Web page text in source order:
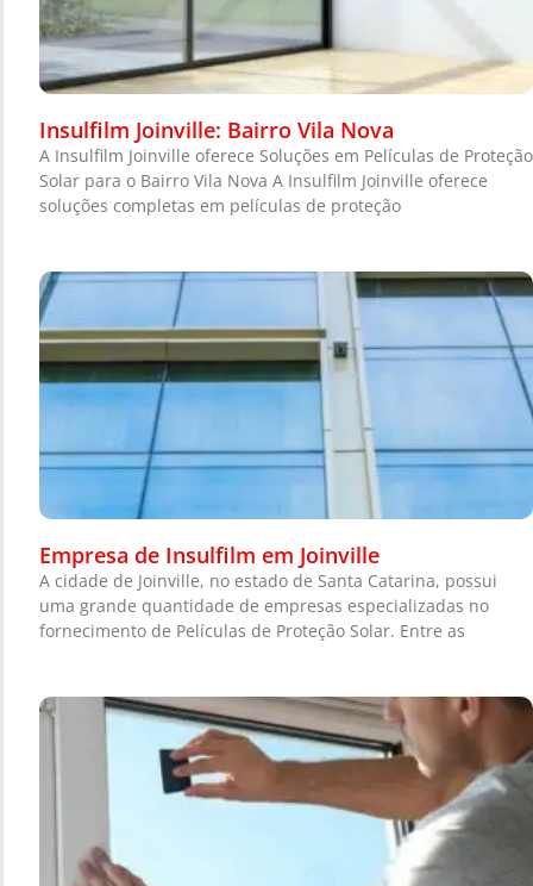
Insulfilm Joinville: Bairro Vila Nova
A Insulfilm Joinville oferece Soluções em Películas de Proteção
Solar para o Bairro Vila Nova A Insulfilm Joinville oferece
soluções completas em películas de proteção
Empresa de Insulfilm em Joinville
A cidade de Joinville, no estado de Santa Catarina, possui
uma grande quantidade de empresas especializadas no
fornecimento de Películas de Proteção Solar. Entre as